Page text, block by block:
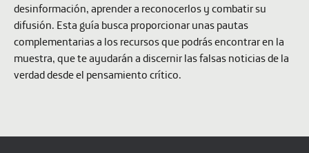
desinformación, aprender a reconocerlos y combatir su
difusión. Esta guía busca proporcionar unas pautas
complementarias a los recursos que podrás encontrar en la
muestra, que te ayudarán a discernir las falsas noticias de la
verdad desde el pensamiento crítico.